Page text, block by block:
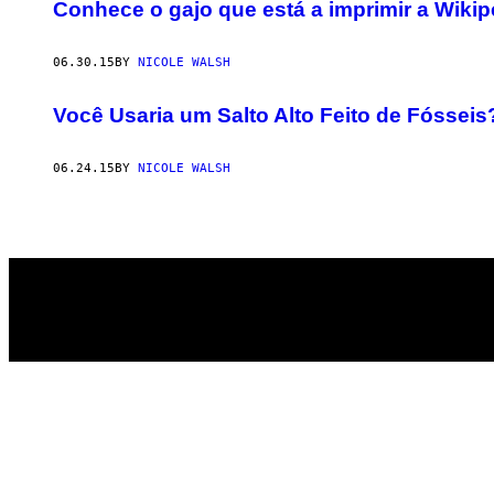
AUTHOR
Conhece o gajo que está a imprimir a
06.30.15 BY NICOLE WALSH
Você Usaria um Salto Alto Feito de
06.24.15 BY NICOLE WALSH